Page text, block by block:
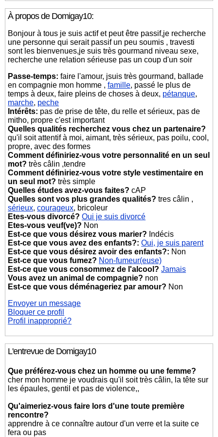
À propos de Domigay10:
Bonjour à tous je suis actif et peut être passif,je recherche
une personne qui serait passif un peu soumis , travesti
sont les bienvenues,je suis très gourmand niveau sexe,
recherche une relation sérieuse pas un coup d'un soir
Passe-temps: faire l'amour, jsuis très gourmand, ballade
en compagnie mon homme ,famille, passé le plus de
temps à deux, faire pleins de choses à deux, pétanque,
marche, peche
Intérêts: pas de prise de tête, du relle et sérieux, pas de
mitho, propre c'est important
Quelles qualités recherchez vous chez un partenaire?
qu'il soit attentif à moi, aimant, très sérieux, pas poilu, cool,
propre, avec des formes
Comment définiriez-vous votre personnalité en un seul
mot? très câlin ,tendre
Comment définiriez-vous votre style vestimentaire en
un seul mot? très simple
Quelles études avez-vous faites? cAP
Quelles sont vos plus grandes qualités? tres câlin ,
sérieux,courageux, bricoleur
Etes-vous divorcé? Oui je suis divorcé
Etes-vous veuf(ve)? Non
Est-ce que vous désirez vous marier? Indécis
Est-ce que vous avez des enfants?: Oui, je suis parent
Est-ce que vous désirez avoir des enfants?: Non
Est-ce que vous fumez? Non-fumeur(euse)
Est-ce que vous consommez de l'alcool? Jamais
Vous avez un animal de compagnie? non
Est-ce que vous déménageriez par amour? Non
Envoyer un message
Bloquer ce profil
Profil inapproprié?
L'entrevue de Domigay10
Que préférez-vous chez un homme ou une femme?
cher mon homme je voudrais qu'il soit très câlin, la tête sur
les épaules, gentil et pas de violence,,
Qu'aimeriez-vous faire lors d'une toute première
rencontre?
apprendre à ce connaître autour d'un verre et la suite ce
fera ou pas